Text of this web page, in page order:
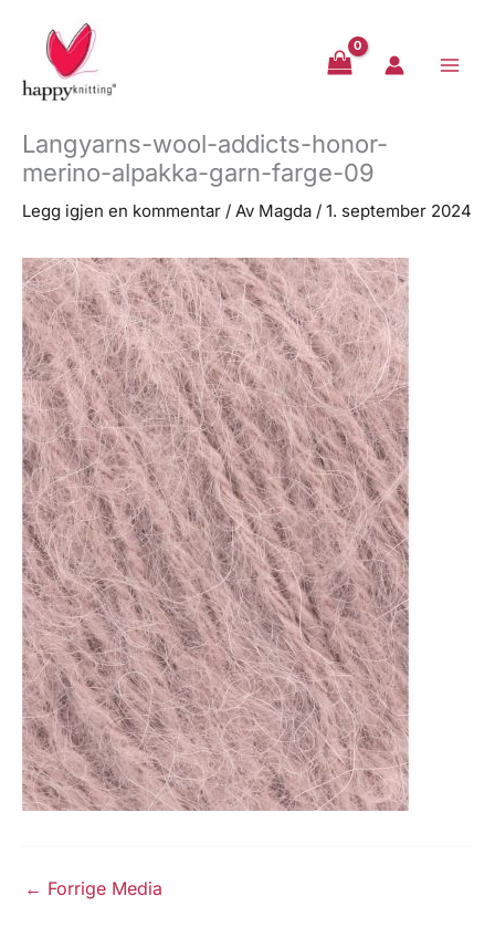
innholdet
Langyarns-wool-addicts-honor-
merino-alpakka-garn-farge-09
Legg igjen en kommentar / Av Magda / 1. september 2024
← Forrige Media